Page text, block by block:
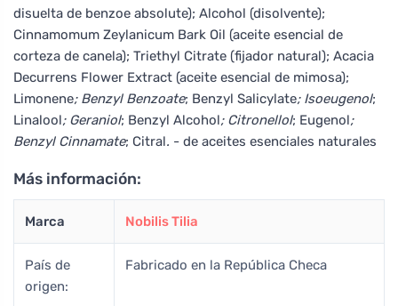
disuelta de benzoe absolute); Alcohol (disolvente);
Cinnamomum Zeylanicum Bark Oil (aceite esencial de
corteza de canela); Triethyl Citrate (fijador natural); Acacia
Decurrens Flower Extract (aceite esencial de mimosa);
Limonene; Benzyl Benzoate; Benzyl Salicylate; Isoeugenol;
Linalool; Geraniol; Benzyl Alcohol; Citronellol; Eugenol;
Benzyl Cinnamate; Citral. - de aceites esenciales naturales
Más información:
Marca Nobilis Tilia
País de
origen:
Fabricado en la República Checa